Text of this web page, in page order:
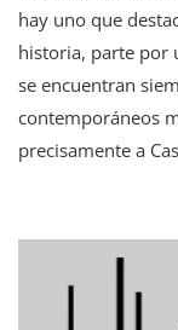
hay uno que
historia, parte por
se encuentran
contemporáneos
precisamente a